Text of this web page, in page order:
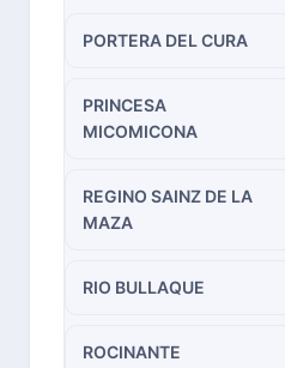
PORTERA DEL CURA
PRINCESA
MICOMICONA
REGINO SAINZ DE LA
MAZA
RIO BULLAQUE
ROCINANTE